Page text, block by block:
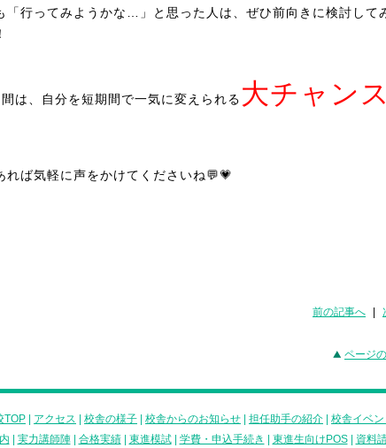
「行ってみようかな…」と思った人は、ぜひ前向きに検討して
は、自分を短期間で一気に変えられる 大チャンス
れば気軽に声をかけてくださいね💬💗
前の記事へ
ページ
TOP アクセス 校舎の様子 校舎からのお知らせ 担任助手の紹介 校舎イベ
実力講師陣| 合格実績| 東進模試| 学費・申込手続き 東進生向けPOS| 資料